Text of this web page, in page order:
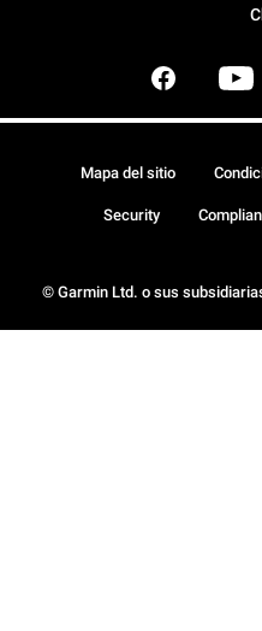
© Garmin Ltd. o sus
Mapa del sitio
Security